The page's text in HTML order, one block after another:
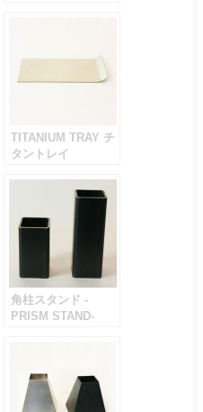
TITANIUM TRAY チ
タントレイ
角柱スタンド -
PRISM STAND-